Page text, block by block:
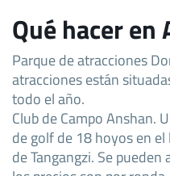
Qué hacer en
Parque de atracciones
atracciones están
todo el año.
Club de Campo Anshan.
de golf de 18 hoyos en
de Tangangzi. Se